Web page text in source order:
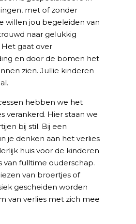
met of zonder
willen jou begeleiden van
naar gelukkig
gaat over
en door de bomen het
zien. Jullie kinderen
hebben we het
verankerd. Hier staan we
bij stil. Bij een
je denken aan het verlies
huis voor de kinderen
van fulltime ouderschap.
van broertjes of
gescheiden worden
van verlies met zich mee